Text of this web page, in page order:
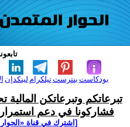
لينكدإن تيلكرامبنترست بودكاست
تبرعاتكم وتبرعاتكن
فشاركونا في دعم
[اشترك في قناة